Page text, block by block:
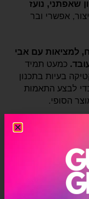
שאפתני, נועז
אפשרי ובר
למציאות עם אבי
כמעט תמיד
בעיות בתכנון
לבצע התאמות
הסופי.
ליישם הוא עבודת
המינימליים
החיבור ההוליסטי